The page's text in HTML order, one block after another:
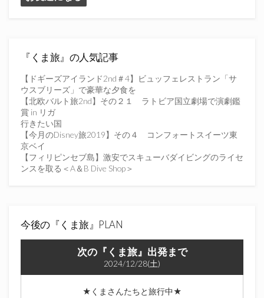
ア
を
力
し
て
く
だ
さ
い
『くま旅』の人気記事
【ドギーズアイランド2nd＃4】ビュッフェレストラン「サ
ウスブリーズ」で豪華な夕食を
【北欧バルト旅2nd】その２１ ラトビア国立劇場で演劇鑑
賞 in リガ
行きたい国
【今月のDisney旅2019】その４ コンフォートスイーツ東
京ベイ
【フィリピンセブ島】激安でスキューバダイビングのライセ
ンスを取る＜A＆B Dive Shop＞
今後の『くま旅』PLAN
次の『くま旅』出発まで
2024/12/28(土)
★くまさんたちと旅行中★